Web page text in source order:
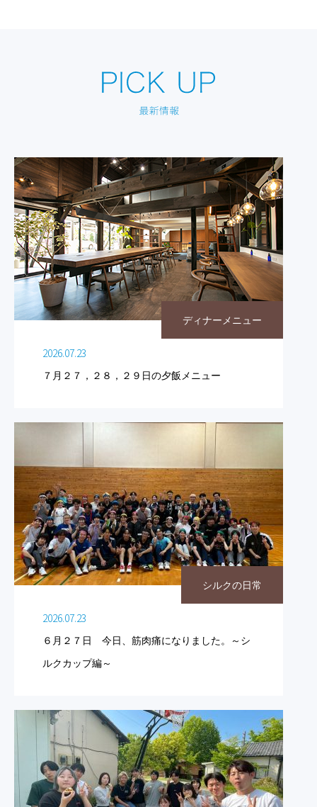
ディナーメニュー
2026.07.23
７月２７，２８，２９日の夕飯メニュー
シルクの日常
2026.07.23
６月２７日 今日、筋肉痛になりました。～シ
ルクカップ編～